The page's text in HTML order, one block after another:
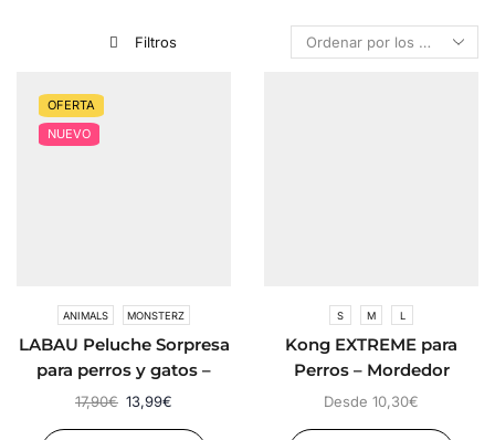
Filtros
OFERTA
NUEVO
ANIMALS MONSTERZ
LABAU Peluche Sorpresa
para perros y gatos –
FERRIBIELLA
17,90€ 13,99€
S M L
Kong EXTREME para
Perros – Mordedor
Rellenable
Desde 10,30€